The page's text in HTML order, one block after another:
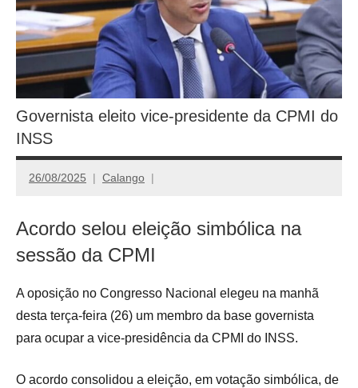
Governista eleito vice-presidente da CPMI do
INSS
26/08/2025 Calango
Acordo selou eleição simbólica na
sessão da CPMI
A oposição no Congresso Nacional elegeu na manhã
desta terça-feira (26) um membro da base governista
para ocupar a vice-presidência da CPMI do INSS.
O acordo consolidou a eleição, em votação simbólica, de